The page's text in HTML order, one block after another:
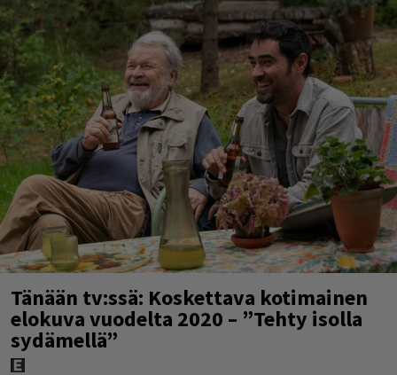
Tänään tv:ssä: Koskettava kotimainen
elokuva vuodelta 2020 – ”Tehty isolla
sydämellä”